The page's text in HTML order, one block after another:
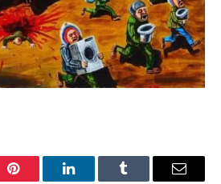
Pinterest LinkedInTumblr Имэйл